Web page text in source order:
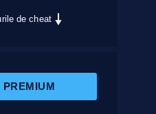
de cheat
PREMIUM